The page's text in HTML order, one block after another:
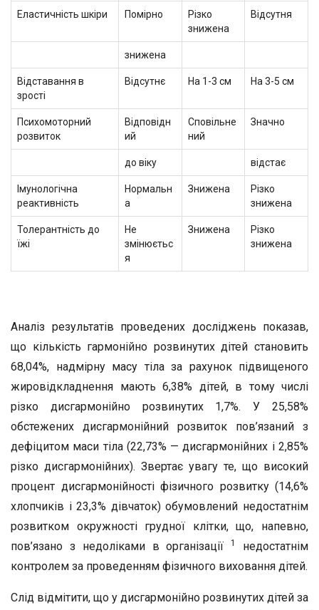
Еластичність шкіри Помірно
Різко
знижена
Відсутня
знижена
Відставання в
зрості
Відсутнє На 1-3 см На 3-5 см
Психомоторний
розвиток
Відповідн
ий
Сповільне
ний
Значно
до віку відстає
Імунологічна
реактивність
Нормальн
а
Знижена
Різко
знижена
Толерантність до
їжі
Не
змінюєтьс
я
Знижена
Різко
знижена
Аналіз результатів проведених досліджень показав,
що кількість гармонійно розвинутих дітей становить
68,04%, надмірну масу тіла за рахунок підвищеного
жировідкладнення мають 6,38% дітей, в тому числі
різко дисгармонійно розвинутих 1,7%. У 25,58%
обстежених дисгармонійний розвиток пов’язаний з
дефіцитом маси тіла (22,73% — дисгармонійних і 2,85%
різко дисгармонійних). Звертає увагу те, що високий
процент дисгармонійності фізичного розвитку (14,6%
хлопчиків і 23,3% дівчаток) обумовлений недостатнім
розвитком окружності грудної клітки, що, напевно,
пов’язано з недоліками в організації
1
недостатнім
контролем за проведенням фізичного виховання дітей.
Слід відмітити, що у дисгармонійно розвинутих дітей за